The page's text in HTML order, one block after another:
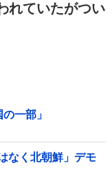
れていたがつい
一部」
なく北朝鮮」デモ